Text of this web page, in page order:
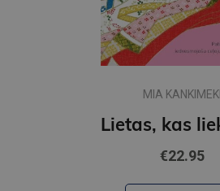
MIA KANKIMEKI
€22.95